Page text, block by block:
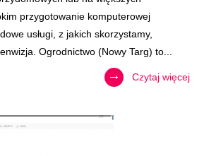
przygotowanie komputerowej
usługi, z jakich skorzystamy,
Ogrodnictwo (Nowy Targ) to...
Czytaj więcej